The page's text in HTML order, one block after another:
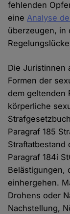
fehlenden
eineAnalyse
überzeugen, in
Die Juristinnen
Formen der
dem geltenden
körperliche
Paragraf 185
Straftatbestand
Paragraf 184i
Belästigungen,
einhergehen.
Drohens oder
Nachstellung,